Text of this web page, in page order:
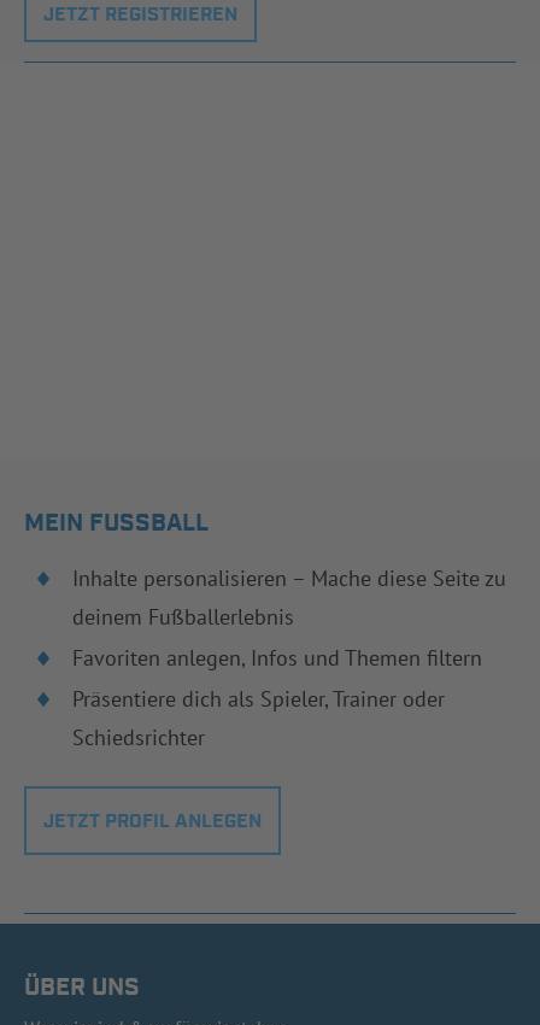
JETZT REGISTRIEREN
MEIN FUSSBALL
Inhalte personalisieren – Mache diese Seite zu
deinem Fußballerlebnis
Favoriten anlegen, Infos und Themen filtern
Präsentiere dich als Spieler, Trainer oder
Schiedsrichter
JETZT PROFIL ANLEGEN
ÜBER UNS